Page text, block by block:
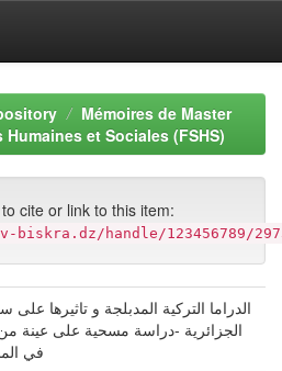
Mémoires de Master
et Sociales (FSHS)
cite or link to this item:
handle/123456789/
الدراما التركية المدبلجة و تاثيرها على
الجزائرية -دراسة مسحية على عينة
في